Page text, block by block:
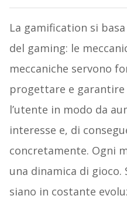
La gamification si
del gaming: le
meccaniche servono
progettare e
l’utente in modo da
interesse e, di
concretamente. Ogni
una dinamica di gioco.
siano in costante